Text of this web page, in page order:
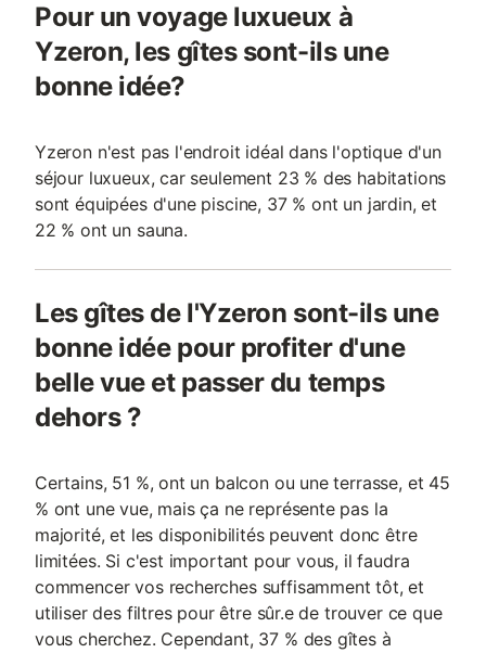
Pour un voyage luxueux à
Yzeron, les gîtes sont-ils une
bonne idée?
Yzeron n'est pas l'endroit idéal dans l'optique d'un
séjour luxueux, car seulement 23 % des habitations
sont équipées d'une piscine, 37 % ont un jardin, et
22 % ont un sauna.
Les gîtes de l'Yzeron sont-ils une
bonne idée pour profiter d'une
belle vue et passer du temps
dehors ?
Certains, 51 %, ont un balcon ou une terrasse, et 45
% ont une vue, mais ça ne représente pas la
majorité, et les disponibilités peuvent donc être
limitées. Si c'est important pour vous, il faudra
commencer vos recherches suffisamment tôt, et
utiliser des filtres pour être sûr.e de trouver ce que
vous cherchez. Cependant, 37 % des gîtes à